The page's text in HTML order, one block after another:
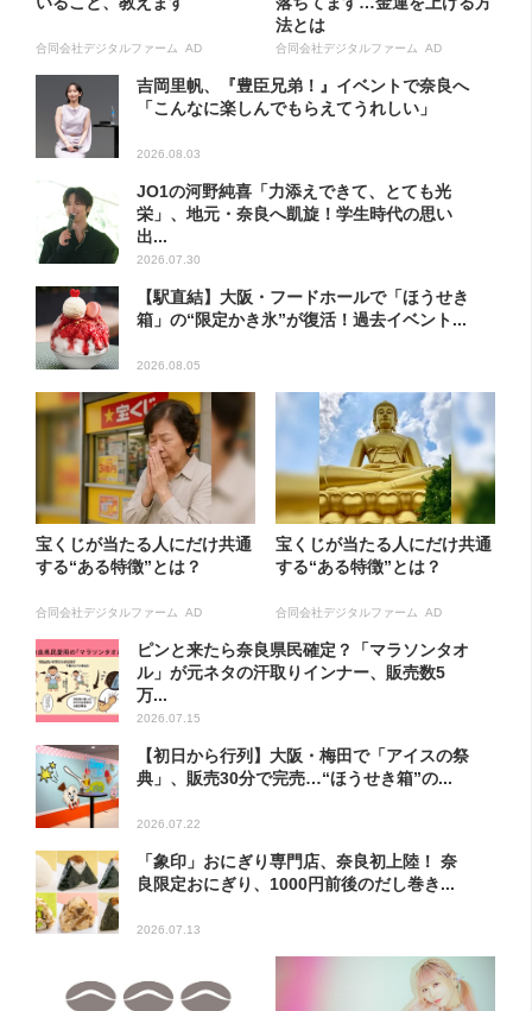
合同会社デジタルファーム AD
法とは
合同会社デジタルファーム AD
吉岡里帆、『豊臣兄弟！』イベントで奈良へ
「こんなに楽しんでもらえてうれしい」
2026.08.03
JO1の河野純喜「力添えできて、とても光
栄」、地元・奈良へ凱旋！学生時代の思い
出...
2026.07.30
【駅直結】大阪・フードホールで「ほうせき
箱」の“限定かき氷”が復活！過去イベント...
2026.08.05
宝くじが当たる人にだけ共通
する“ある特徴”とは？
合同会社デジタルファーム AD
宝くじが当たる人にだけ共通
する“ある特徴”とは？
合同会社デジタルファーム AD
ピンと来たら奈良県民確定？「マラソンタオ
ル」が元ネタの汗取りインナー、販売数5
万...
2026.07.15
【初日から行列】大阪・梅田で「アイスの祭
典」、販売30分で完売…“ほうせき箱”の...
2026.07.22
「象印」おにぎり専門店、奈良初上陸！ 奈
良限定おにぎり、1000円前後のだし巻き...
2026.07.13